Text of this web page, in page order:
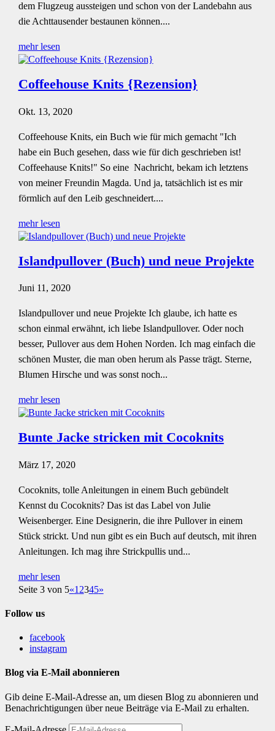
dem Flugzeug aussteigen und schon von der Landebahn aus
die Achttausender bestaunen können....
mehr lesen
Coffeehouse Knits {Rezension}
Okt. 13, 2020
Coffeehouse Knits, ein Buch wie für mich gemacht "Ich
habe ein Buch gesehen, dass wie für dich geschrieben ist!
Coffeehause Knits!" So eine Nachricht, bekam ich letztens
von meiner Freundin Magda. Und ja, tatsächlich ist es mir
förmlich auf den Leib geschneidert....
mehr lesen
Islandpullover (Buch) und neue Projekte
Juni 11, 2020
Islandpullover und neue Projekte Ich glaube, ich hatte es
schon einmal erwähnt, ich liebe Islandpullover. Oder noch
besser, Pullover aus dem Hohen Norden. Ich mag einfach die
schönen Muster, die man oben herum als Passe trägt. Sterne,
Blumen Hirsche und was sonst noch...
mehr lesen
Bunte Jacke stricken mit Cocoknits
März 17, 2020
Cocoknits, tolle Anleitungen in einem Buch gebündelt
Kennst du Cocoknits? Das ist das Label von Julie
Weisenberger. Eine Designerin, die ihre Pullover in einem
Stück strickt. Und nun gibt es ein Buch auf deutsch, mit ihren
Anleitungen. Ich mag ihre Strickpullis und...
mehr lesen
Seite 3 von 5«1 2345»
Follow us
facebook
instagram
Blog via E-Mail abonnieren
Gib deine E-Mail-Adresse an, um diesen Blog zu abonnieren und
Benachrichtigungen über neue Beiträge via E-Mail zu erhalten.